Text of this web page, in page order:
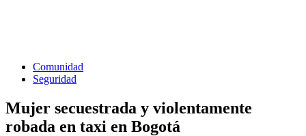
Comunidad
Seguridad
Mujer secuestrada y violentamente
robada en taxi en Bogotá